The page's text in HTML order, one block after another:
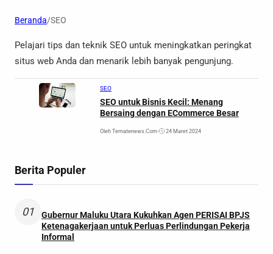
Beranda/SEO
Pelajari tips dan teknik SEO untuk meningkatkan peringkat
situs web Anda dan menarik lebih banyak pengunjung.
SEO
SEO untuk Bisnis Kecil: Menang
Bersaing dengan ECommerce Besar
Oleh Ternatenews.com• 24 Maret 2024
Berita Populer
01
Gubernur Maluku Utara Kukuhkan Agen PERISAI BPJS
Ketenagakerjaan untuk Perluas Perlindungan Pekerja
Informal